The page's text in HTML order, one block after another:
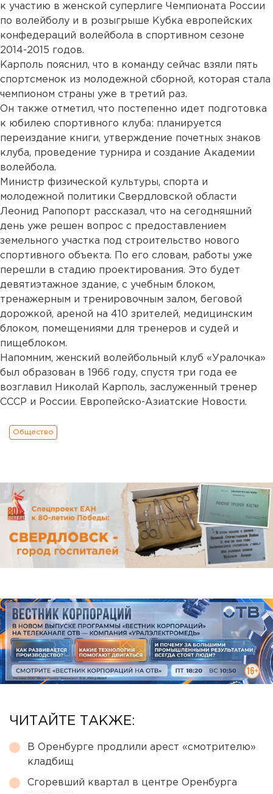
к участию в женской суперлиге Чемпионата России
по волейболу и в розыгрыше Кубка европейских
конфедераций волейбола в спортивном сезоне
2014-2015 годов.
Карполь пояснил, что в команду сейчас взяли пять
спортсменок из молодежной сборной, которая стала
чемпионом страны уже в третий раз.
Он также отметил, что постепенно идет подготовка
к юбилею спортивного клуба: планируется
переиздание книги, утверждение почетных знаков
клуба, проведение турнира и создание Академии
волейбола.
Министр физической культуры, спорта и
молодежной политики Свердловской области
Леонид Рапопорт рассказал, что на сегодняшний
день уже решен вопрос с предоставлением
земельного участка под строительство нового
спортивного объекта. По его словам, работы уже
перешли в стадию проектирования. Это будет
девятиэтажное здание, с учебным блоком,
тренажерным и тренировочным залом, беговой
дорожкой, ареной на 410 зрителей, медицинским
блоком, помещениями для тренеров и судей и
пищеблоком.
Напомним, женский волейбольный клуб «Уралочка»
был образован в 1966 году, спустя три года ее
возглавил Николай Карполь, заслуженный тренер
СССР и России. Европейско-Азиатские Новости.
Общество
ЧИТАЙТЕ ТАКЖЕ:
В Оренбурге продлили арест «смотрителю»
кладбищ
Сгоревший квартал в центре Оренбурга